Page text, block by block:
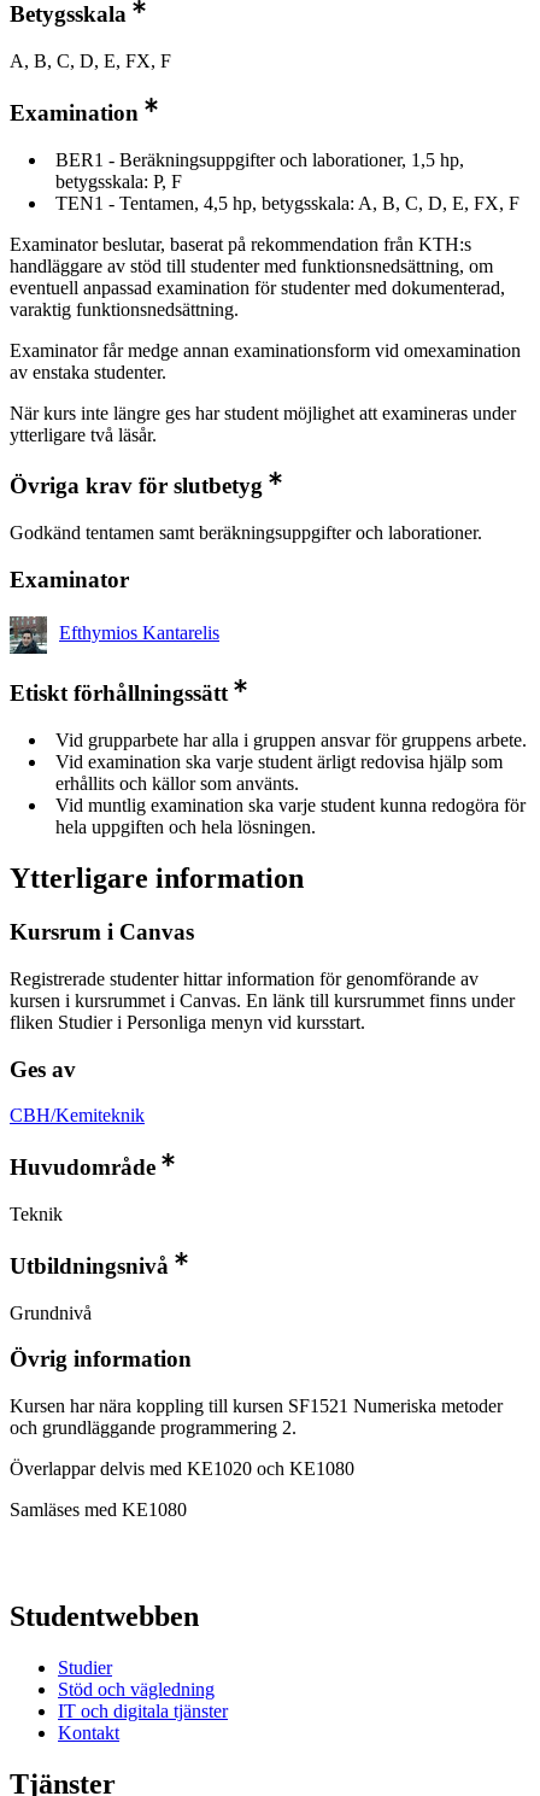
Betygsskala
A, B, C, D, E, FX, F
Examination
BER1 - Beräkningsuppgifter och laborationer, 1,5 hp,
betygsskala: P, F
TEN1 - Tentamen, 4,5 hp, betygsskala: A, B, C, D, E, FX, F
Examinator beslutar, baserat på rekommendation från KTH:s
handläggare av stöd till studenter med funktionsnedsättning, om
eventuell anpassad examination för studenter med dokumenterad,
varaktig funktionsnedsättning.
Examinator får medge annan examinationsform vid omexamination
av enstaka studenter.
När kurs inte längre ges har student möjlighet att examineras under
ytterligare två läsår.
Övriga krav för slutbetyg
Godkänd tentamen samt beräkningsuppgifter och laborationer.
Examinator
Efthymios Kantarelis
Etiskt förhållningssätt
Vid grupparbete har alla i gruppen ansvar för gruppens arbete.
Vid examination ska varje student ärligt redovisa hjälp som
erhållits och källor som använts.
Vid muntlig examination ska varje student kunna redogöra för
hela uppgiften och hela lösningen.
Ytterligare information
Kursrum i Canvas
Registrerade studenter hittar information för genomförande av
kursen i kursrummet i Canvas. En länk till kursrummet finns under
fliken Studier i Personliga menyn vid kursstart.
Ges av
CBH/Kemiteknik
Huvudområde
Teknik
Utbildningsnivå
Grundnivå
Övrig information
Kursen har nära koppling till kursen SF1521 Numeriska metoder
och grundläggande programmering 2.
Överlappar delvis med KE1020 och KE1080
Samläses med KE1080
Studentwebben
Studier
Stöd och vägledning
IT och digitala tjänster
Kontakt
Tjänster